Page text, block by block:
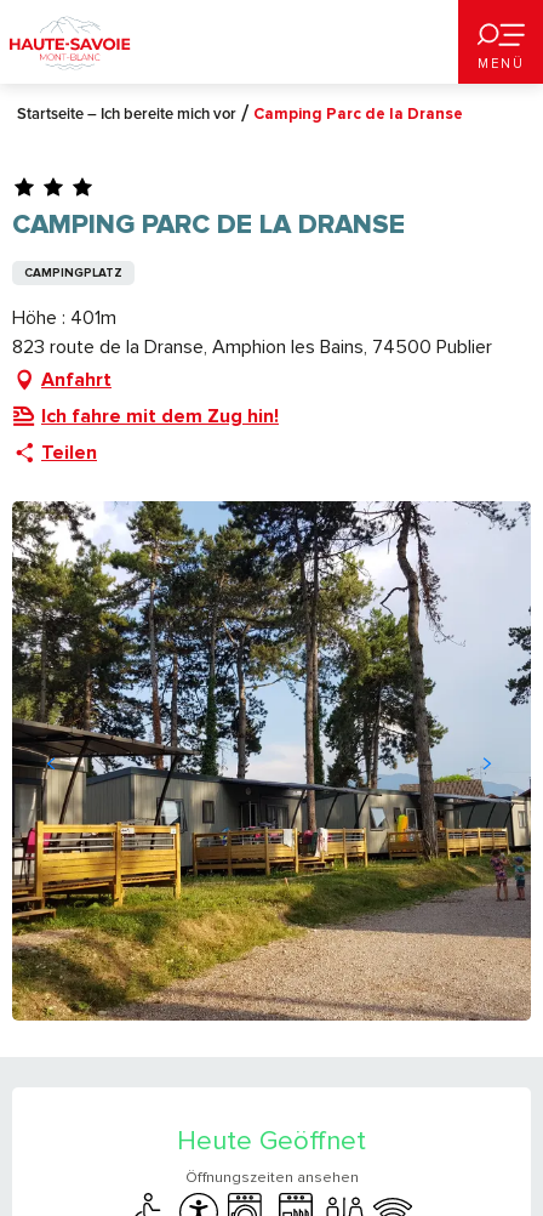
au
contenu
principal
MENÜ
Startseite – Ich bereite mich vor Camping Parc de la Dranse
CAMPING PARC DE LA DRANSE
CAMPINGPLATZ
Höhe : 401m
823 route de la Dranse, Amphion les Bains, 74500 Publier
Anfahrt
Ich fahre mit dem Zug hin!
Teilen
Heute Geöffnet
Öffnungszeiten ansehen
Zugang für Behinderte
Zugänglichkeit
Waschmaschine
Geschirrspülmaschine
ToilettenWi-Fi